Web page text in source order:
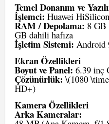
Temel Donanım ve
İşlemci: Huawei
RAM / Depolama: 8 GB
GB dahili hafıza
İşletim Sistemi: Android
Ekran Özellikleri
Boyut ve Panel: 6.39 inç
Çözünürlük: \(1080
HD+)
Kamera Özellikleri
Arka Kameralar: